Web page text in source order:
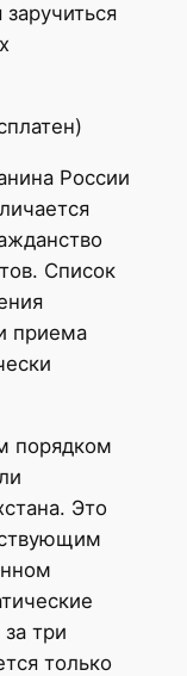
России
Список
приема
порядком
Это
три
только